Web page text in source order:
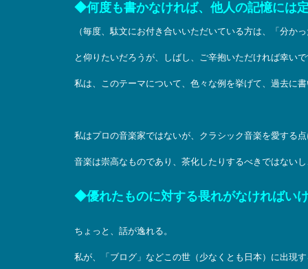
◆何度も書かなければ、他人の記憶には
（毎度、駄文にお付き合いいただいている方は、「分か
と仰りたいだろうが、しばし、ご辛抱いただければ幸い
私は、このテーマについて、色々な例を挙げて、過去に
私はプロの音楽家ではないが、クラシック音楽を愛する
音楽は崇高なものであり、茶化したりするべきではない
◆優れたものに対する畏れがなければい
ちょっと、話が逸れる。
私が、「ブログ」などこの世（少なくとも日本）に出現